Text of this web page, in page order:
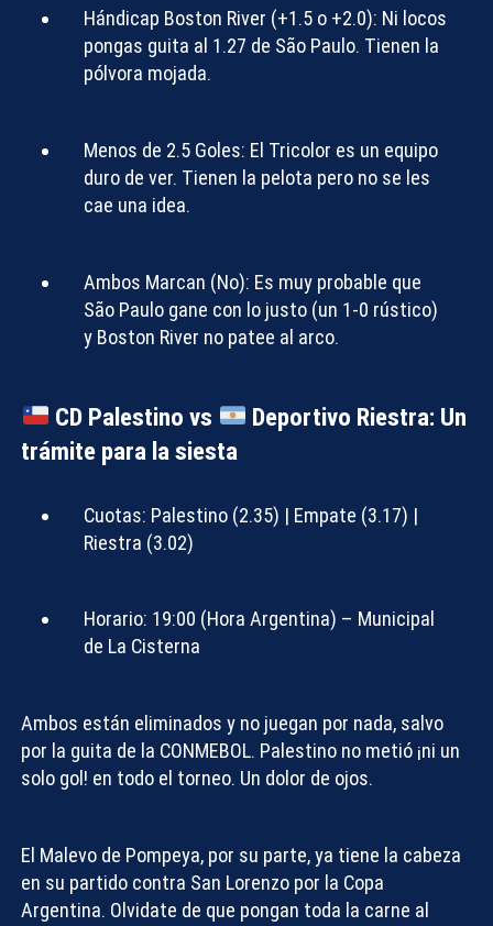
Hándicap Boston River (+1.5 o +2.0): Ni locos
pongas guita al 1.27 de São Paulo. Tienen la
pólvora mojada.
Menos de 2.5 Goles: El Tricolor es un equipo
duro de ver. Tienen la pelota pero no se les
cae una idea.
Ambos Marcan (No): Es muy probable que
São Paulo gane con lo justo (un 1-0 rústico)
y Boston River no patee al arco.
CD Palestino vs
Deportivo Riestra: Un
trámite para la siesta
Cuotas: Palestino (2.35) | Empate (3.17) |
Riestra (3.02)
Horario: 19:00 (Hora Argentina) – Municipal
de La Cisterna
Ambos están eliminados y no juegan por nada, salvo
por la guita de la CONMEBOL. Palestino no metió ¡ni un
solo gol! en todo el torneo. Un dolor de ojos.
El Malevo de Pompeya, por su parte, ya tiene la cabeza
en su partido contra San Lorenzo por la Copa
Argentina. Olvidate de que pongan toda la carne al